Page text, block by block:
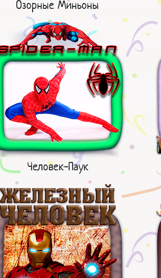
Озорные Миньоны
Человек-Паук